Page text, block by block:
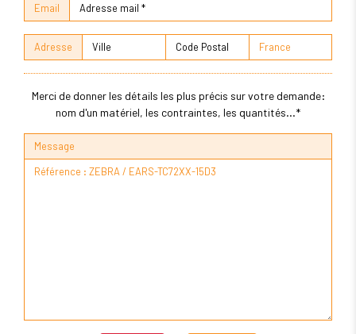
Email
Adresse
Merci de donner les détails les plus précis sur votre demande:
nom d'un matériel, les contraintes, les quantités...*
Message